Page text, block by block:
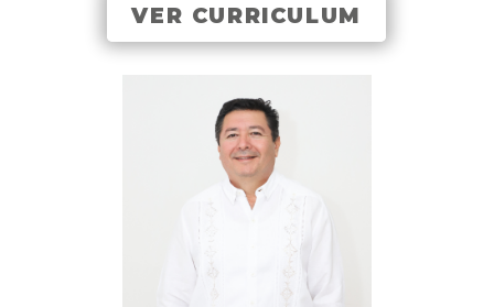
VER CURRICULUM